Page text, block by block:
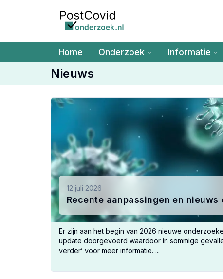
Ga naar de hoofdinhoud
Home Onderzoek Informatie
Nieuws
12 juli 2026
Recente aanpassingen en
Er zijn aan het begin van 2026 nieuwe
update doorgevoerd waardoor in sommige
verder’ voor meer informatie. ...